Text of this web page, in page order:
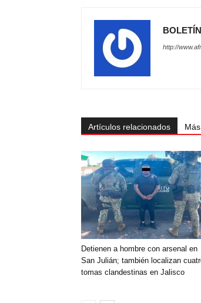
http://
Artículos relacionados
Detienen a hombre con arsenal en
San Julián; también localizan
tomas clandestinas en Jalisco